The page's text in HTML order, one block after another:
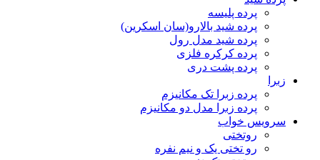
پرده پلیسه
پرده شید بالارو(سان اسکرین)
پرده شید مدل رول
پرده کرکره فلزی
پرده پشت دری
زبرا
پرده زبرا تک مکانیزم
پرده زبرا مدل دو مکانیزم
سرویس خواب
روتختی
رو تختی یک و نیم نفره